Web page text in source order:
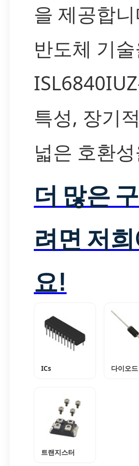
을 제공합
반도체 기
특성, 장기
넓은 호환
더 많은
려면 저
요!
ICs 다이오드
트랜지스터